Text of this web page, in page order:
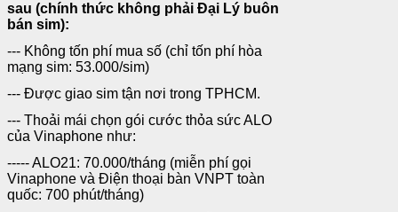
sau (chính thức không phải Đại Lý buôn
bán sim):
--- Không tốn phí mua số (chỉ tốn phí hòa
mạng sim: 53.000/sim)
--- Được giao sim tận nơi trong TPHCM.
--- Thoải mái chọn gói cước thỏa sức ALO
của Vinaphone như:
----- ALO21: 70.000/tháng (miễn phí gọi
Vinaphone và Điện thoại bàn VNPT toàn
quốc: 700 phút/tháng)